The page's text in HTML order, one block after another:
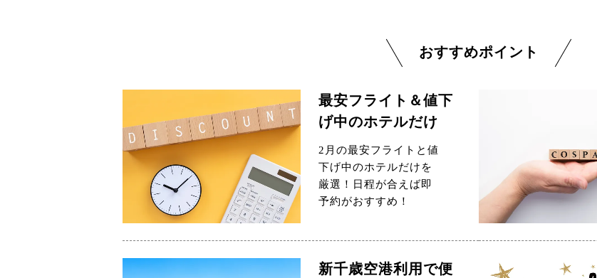
おすすめポイント
最安フライト＆値下
げ中のホテルだけ
2月の最安フライトと値
下げ中のホテルだけを
厳選！日程が合えば即
予約がおすすめ！
新千歳空港利用で便